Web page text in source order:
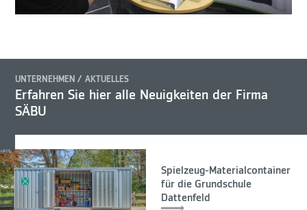
UNTERNEHMEN AKTUELLES
Erfahren Sie hier alle Neuigkeiten der Firma
SÄBU
Spielzeug-Materialcontainer
für die Grundschule
Dattenfeld